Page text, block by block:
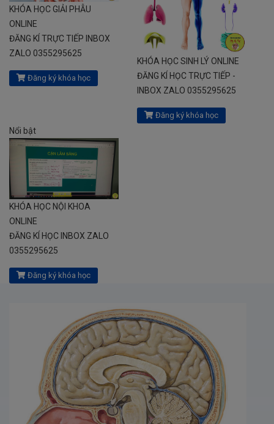
KHÓA HỌC GIẢI PHẪU
ONLINE
ĐĂNG KÍ TRỰC TIẾP INBOX
ZALO 0355295625
Đăng ký khóa học
KHÓA HỌC SINH LÝ ONLINE
ĐĂNG KÍ HỌC TRỰC TIẾP -
INBOX ZALO 0355295625
Đăng ký khóa học
Nổi bật
KHÓA HỌC NỘI KHOA
ONLINE
ĐĂNG KÍ HỌC INBOX ZALO
0355295625
Đăng ký khóa học